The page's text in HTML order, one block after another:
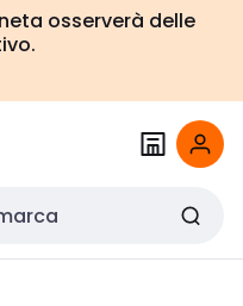
osserverà delle